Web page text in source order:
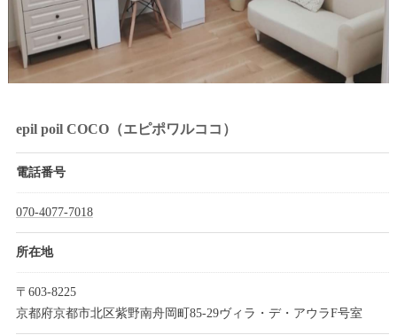
epil poil COCO（エピポワルココ）
電話番号
070-4077-7018
所在地
〒603-8225
京都府京都市北区紫野南舟岡町85-29ヴィラ・デ・アウラF号室